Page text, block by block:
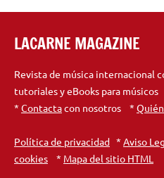
LACARNE MAGAZINE
Revista de música internacional
tutoriales y eBooks para músicos
* Contactacon nosotros *
Política de privacidad * Aviso
cookies * Mapa del sitio HTML